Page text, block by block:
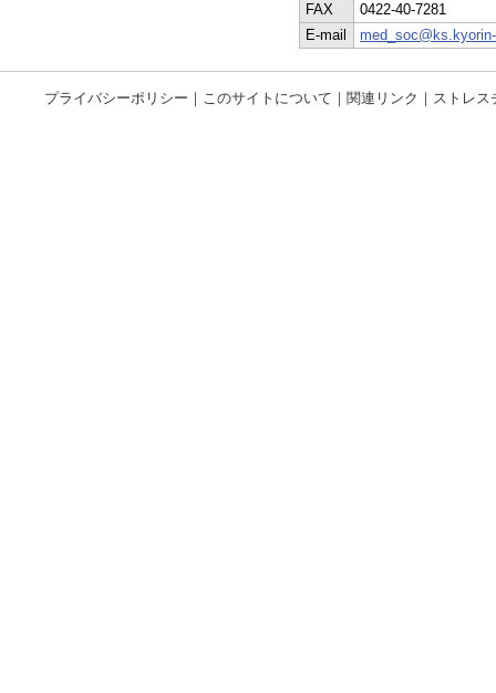
FAX
0422-40-7281
E-mail
プライバシーポリシー ｜ このサイトについて ｜ 関連リンク ｜ ストレス